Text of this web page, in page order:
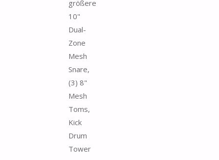
größere
10"
Dual-
Zone
Mesh
Snare,
(3) 8"
Mesh
Toms,
Kick
Drum
Tower